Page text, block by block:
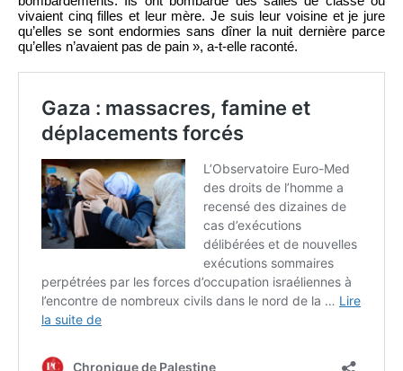
vivaient cinq filles et leur mère. Je suis leur voisine et je jure
qu’elles se sont endormies sans dîner la nuit dernière parce
qu’elles n’avaient pas de pain », a-t-elle raconté.